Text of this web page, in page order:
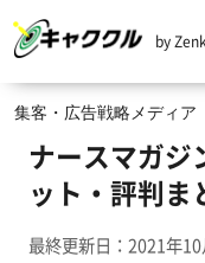
by
集客・広告戦略メディア
ナースマガジ
ット・評判ま
最終更新日：2021年